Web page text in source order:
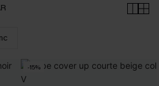
-15%